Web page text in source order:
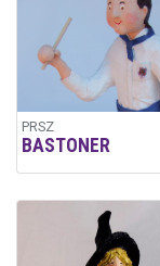
PRSZ
BASTONER